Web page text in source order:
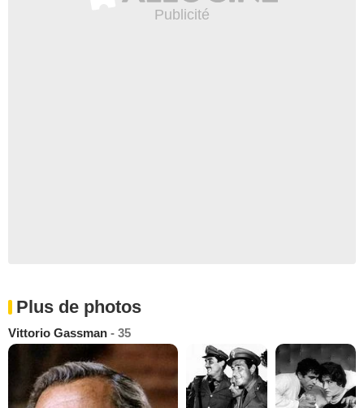
Plus de photos
Vittorio Gassman - 35